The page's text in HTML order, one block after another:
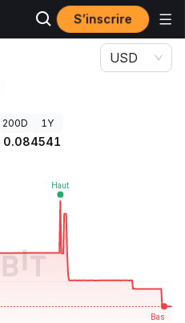
S’inscrire
USD
200D 1Y
0.084541